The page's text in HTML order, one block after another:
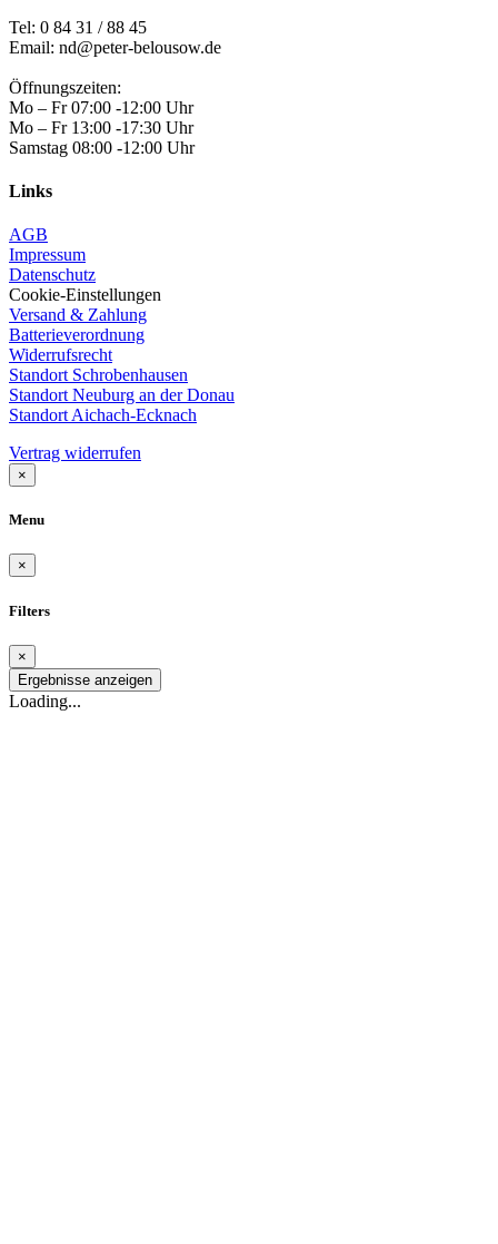
Tel: 0 84 31 / 88 45
Email: nd@peter-belousow.de
Öffnungszeiten:
Mo – Fr 07:00 -12:00 Uhr
Mo – Fr 13:00 -17:30 Uhr
Samstag 08:00 -12:00 Uhr
Links
AGB
Impressum
Datenschutz
Cookie-Einstellungen
Versand & Zahlung
Batterieverordnung
Widerrufsrecht
Standort Schrobenhausen
Standort Neuburg an der Donau
Standort Aichach-Ecknach
Vertrag widerrufen
×
Menu
×
Filters
×
Ergebnisse anzeigen
Loading...